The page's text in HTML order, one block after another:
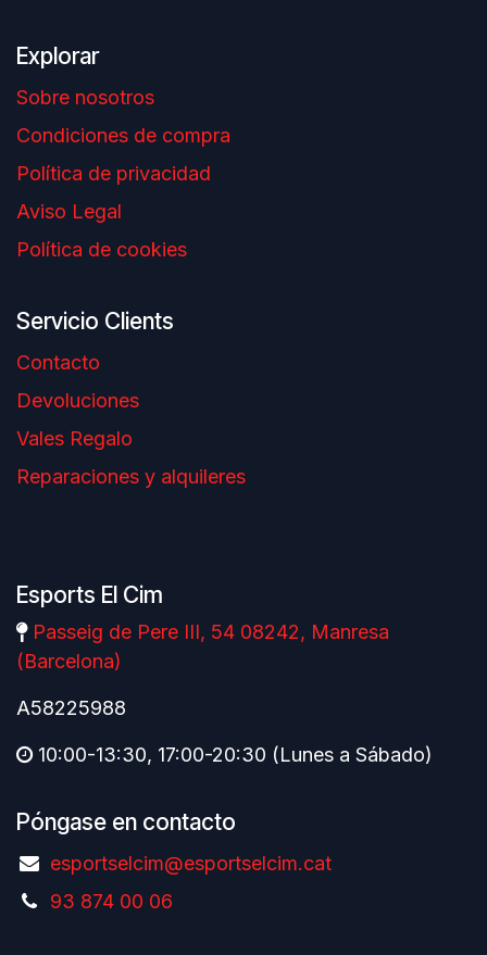
Explorar
Sobre nosotros
Condiciones de compra
Política de privacidad
Aviso Legal
Política de cookies
Servicio Clients
Contacto
Devoluciones
Vales Regalo
Reparaciones y alquileres
Esports El Cim
Passeig de Pere III, 54 08242, Manresa
(Barcelona)
A58225988
10:00-13:30, 17:00-20:30 (Lunes a Sábado)
Póngase en contacto
esportselcim@esportselcim.cat
93 874 00 06